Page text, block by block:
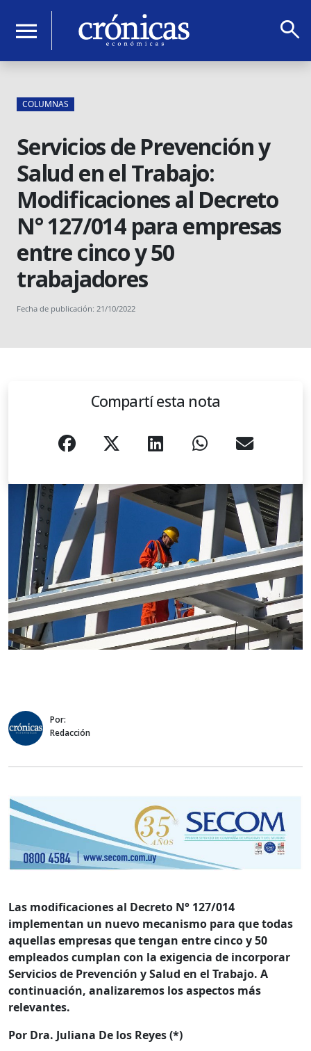
menu search
COLUMNAS
Servicios de Prevención y
Salud en el Trabajo:
Modificaciones al Decreto
N° 127/014 para empresas
entre cinco y 50
trabajadores
Fecha de publicación: 21/10/2022
Compartí esta nota
Por:
Redacción
Las modificaciones al Decreto N° 127/014
implementan un nuevo mecanismo para que todas
aquellas empresas que tengan entre cinco y 50
empleados cumplan con la exigencia de incorporar
Servicios de Prevención y Salud en el Trabajo. A
continuación, analizaremos los aspectos más
relevantes.
Por Dra. Juliana De los Reyes(*)